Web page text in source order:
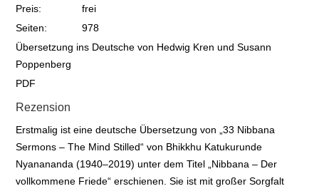
Preis:
frei
Seiten:
978
Übersetzung ins Deutsche von Hedwig Kren und Susann
Poppenberg
PDF
Rezension
Erstmalig ist eine deutsche Übersetzung von „33 Nibbana
Sermons – The Mind Stilled“ von Bhikkhu Katukurunde
Nyanananda (1940–2019) unter dem Titel „Nibbana – Der
vollkommene Friede“ erschienen. Sie ist mit großer Sorgfalt